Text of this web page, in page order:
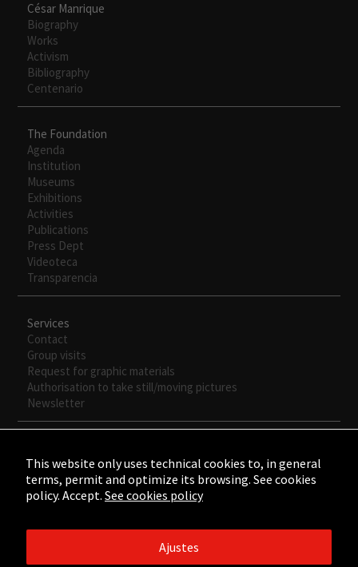
César Manrique
Biography
Works
Activism
Bibliography
Centenario
The Foundation
Agenda
Institution
Museums
Exhibitions
Activities
Publications
Press Dept
Videoteca
Transparencia
Services
Contact
Group visits
Request for graphic materials
Authorisation to take still/moving pictures
Newsletter
©2015 - ©2026 Fundación César Manrique. Todos los derechos
This website only uses technical cookies to, in general
terms, permit and optimize its browsing. See cookies
policy. Accept. See cookies policy
Ajustes